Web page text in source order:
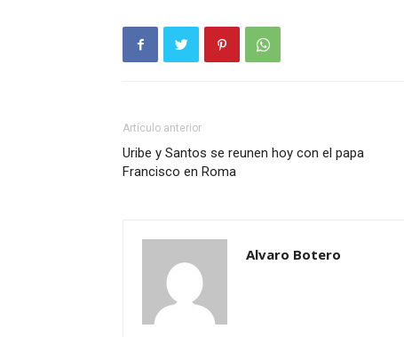
Artículo anterior
Uribe y Santos se reunen hoy con el papa
Francisco en Roma
Alvaro Botero